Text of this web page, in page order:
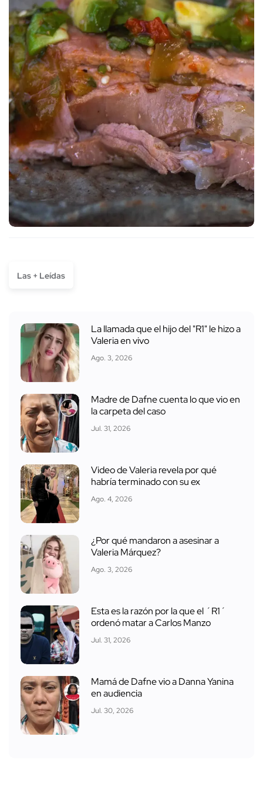
Las + Leídas
La llamada que el hijo del "R1" le hizo a
Valeria en vivo
Ago. 3, 2026
Madre de Dafne cuenta lo que vio en
la carpeta del caso
Jul. 31, 2026
Video de Valeria revela por qué
habría terminado con su ex
Ago. 4, 2026
¿Por qué mandaron a asesinar a
Valeria Márquez?
Ago. 3, 2026
Esta es la razón por la que el ´R1´
ordenó matar a Carlos Manzo
Jul. 31, 2026
Mamá de Dafne vio a Danna Yanina
en audiencia
Jul. 30, 2026